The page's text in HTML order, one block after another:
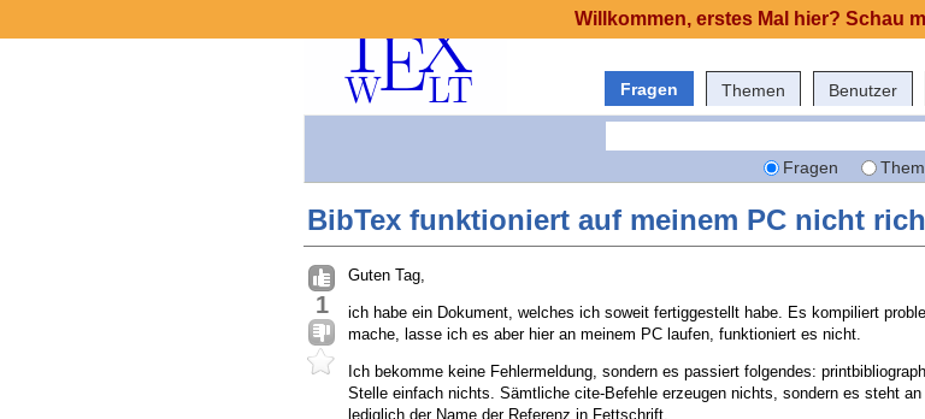
Fragen Themen Benutzer
Fragen
BibTex funktioniert auf meinem PC nicht
1
Guten Tag,
ich habe ein Dokument, welches ich soweit fertiggestellt habe. Es kompiliert
mache, lasse ich es aber hier an meinem PC laufen, funktioniert es nicht.
Ich bekomme keine Fehlermeldung, sondern es passiert folgendes:
Stelle einfach nichts. Sämtliche cite-Befehle erzeugen nichts, sondern es steht
lediglich der Name der Referenz in Fettschrift.
Willkommen, erstes Mal hier? Schau